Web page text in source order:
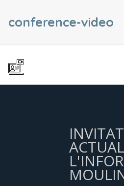
conference-video